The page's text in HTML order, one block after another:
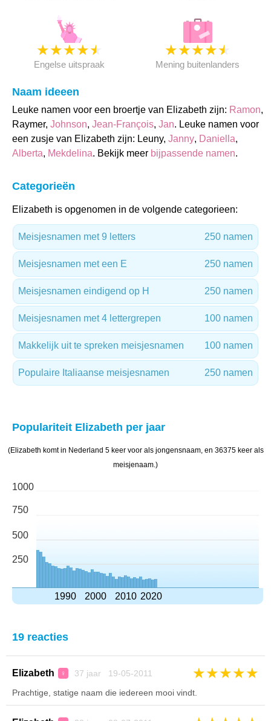
★★★★★
Engelse uitspraak
★★★★★
Mening buitenlanders
Naam ideeen
Leuke namen voor een broertje van Elizabeth zijn: Ramon,
Raymer, Johnson, Jean-François, Jan. Leuke namen voor
een zusje van Elizabeth zijn: Leuny, Janny, Daniella,
Alberta, Mekdelina. Bekijk meer bijpassende namen.
Categorieën
Elizabeth is opgenomen in de volgende categorieen:
Meisjesnamen met 9 letters 250 namen
Meisjesnamen met een E 250 namen
Meisjesnamen eindigend op H 250 namen
Meisjesnamen met 4 lettergrepen 100 namen
Makkelijk uit te spreken meisjesnamen 100 namen
Populaire Italiaanse meisjesnamen 250 namen
Populariteit Elizabeth per jaar
(Elizabeth komt in Nederland 5 keer voor als jongensnaam, en 36375 keer als
meisjenaam.)
1000
750
500
250
1990 2000 2010 2020
19 reacties
Elizabeth ♀ 37 jaar 19-05-2011 ★★★★★
Prachtige, statige naam die iedereen mooi vindt.